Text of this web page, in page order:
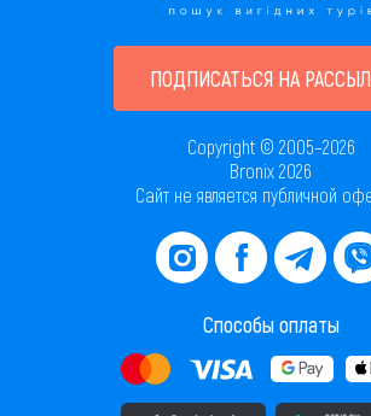
ПОДПИСАТЬСЯ НА
Copyright © 2005–2026
Bronix 2026
Сайт не является публичной
Способы оплаты
Скачать приложение в AppStore